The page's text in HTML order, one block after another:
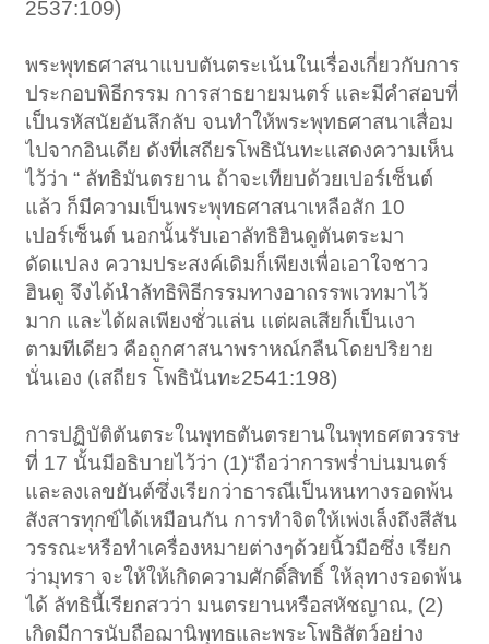
2537:109)
พระพุทธศาสนาแบบตันตระเน้นในเรื่องเกี่ยวกับการ
ประกอบพิธีกรรม การสาธยายมนตร์ และมีคำสอบที่
เป็นรหัสนัยอันลึกลับ จนทำให้พระพุทธศาสนาเสื่อม
ไปจากอินเดีย ดังที่เสถียรโพธินันทะแสดงความเห็น
ไว้ว่า “ ลัทธิมันตรยาน ถ้าจะเทียบด้วยเปอร์เซ็นต์
แล้ว ก็มีความเป็นพระพุทธศาสนาเหลือสัก 10
เปอร์เซ็นต์ นอกนั้นรับเอาลัทธิฮินดูตันตระมา
ดัดแปลง ความประสงค์เดิมก็เพียงเพื่อเอาใจชาว
ฮินดู จึงได้นำลัทธิพิธีกรรมทางอาถรรพเวทมาไว้
มาก และได้ผลเพียงชั่วแล่น แต่ผลเสียก็เป็นเงา
ตามทีเดียว คือถูกศาสนาพราหณ์กลืนโดยปริยาย
นั่นเอง (เสถียร โพธินันทะ2541:198)
การปฏิบัติตันตระในพุทธตันตรยานในพุทธศตวรรษ
ที่ 17 นั้นมีอธิบายไว้ว่า (1)“ถือว่าการพร่ำบ่นมนตร์
และลงเลขยันต์ซึ่งเรียกว่าธารณีเป็นหนทางรอดพ้น
สังสารทุกข์ได้เหมือนกัน การทำจิตให้เพ่งเล็งถึงสีสัน
วรรณะหรือทำเครื่องหมายต่างๆด้วยนิ้วมือซึ่ง เรียก
ว่ามุทรา จะให้ให้เกิดความศักดิ์สิทธิ์ ให้ลุทางรอดพ้น
ได้ ลัทธินี้เรียกสวว่า มนตรยานหรือสหัชญาณ, (2)
เกิดมีการนับถือฌานิพุทธและพระโพธิสัตว์อย่าง